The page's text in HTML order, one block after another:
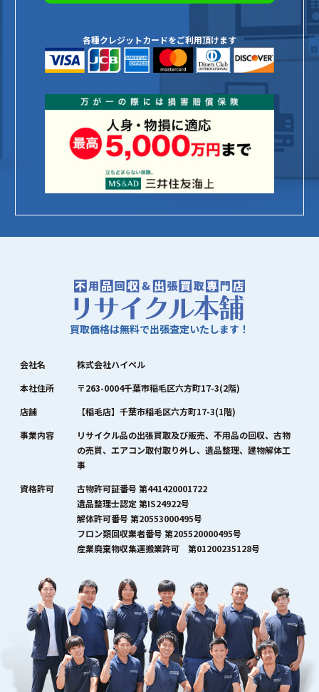
各種クレジットカードをご利用頂けます
買取価格は無料で出張査定いたします！
会社名
株式会社ハイペル
本社住所
〒263-0004千葉市稲毛区六方町17-3(2階)
店舗
【稲毛店】千葉市稲毛区六方町17-3(1階)
事業内容
リサイクル品の出張買取及び販売、不用品の回収、古物
の売買、エアコン取付取り外し、遺品整理、建物解体工
事
資格許可
古物許可証番号 第441420001722
遺品整理士認定 第IS24922号
解体許可番号 第20553000495号
フロン類回収業者番号 第205520000495号
産業廃棄物収集運搬業許可 第01200235128号